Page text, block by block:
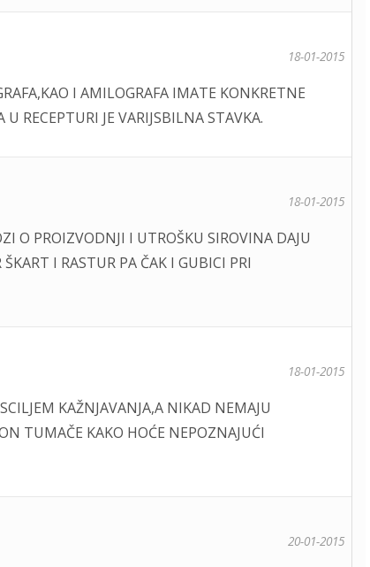
18-01-2015
I AMILOGRAFA IMATE KONKRETNE
RECEPTURI JE VARIJSBILNA STAVKA.
18-01-2015
O PROIZVODNJI I UTROŠKU SIROVINA DAJU
I RASTUR PA ČAK I GUBICI PRI
18-01-2015
KAŽNJAVANJA,A NIKAD NEMAJU
TUMAČE KAKO HOĆE NEPOZNAJUĆI
20-01-2015